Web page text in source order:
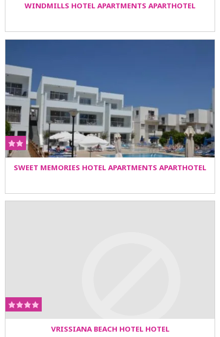
WINDMILLS HOTEL APARTMENTS APARTHOTEL
SWEET MEMORIES HOTEL APARTMENTS APARTHOTEL
VRISSIANA BEACH HOTEL HOTEL